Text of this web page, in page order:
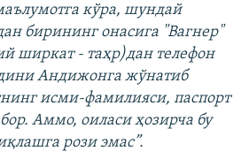
кўра, шундай
бирининг онасига "Вагнер"
ширкат - таҳр)дан телефон
Андижонга жўнатиб
исми-фамилияси, паспорт
Аммо, оиласи ҳозирча бу
рози эмас”.